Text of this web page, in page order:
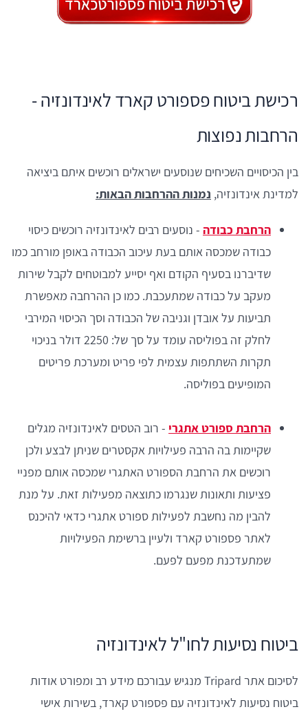
רכישת ביטוח פספורט קארד לאינדונזיה -
הרחבות נפוצות
בין הכיסויים השכיחים שנוסעים ישראלים רוכשים איתם ביציאה
למדינת אינדונזיה, נמנות ההרחבות הבאות:
הרחבת כבודה - נוסעים רבים לאינדונזיה רוכשים כיסוי
כבודה שמכסה אותם בעת עיכוב הכבודה באופן מורחב כמו
שדיברנו בסעיף הקודם ואף יסייע למבוטחים לקבל שירות
מעקב על כבודה שמתעכבת. כמו כן ההרחבה מאפשרת
תביעות על אובדן וגניבה של הכבודה וסך הכיסוי המירבי
לחלק זה בפוליסה עומד על סך של: 2250 דולר בניכוי
תקרות השתתפות עצמית לפי פריט ומערכת פריטים
המופיעים בפוליסה.
הרחבת ספורט אתגרי - רוב הטסים לאינדונזיה מגלים
שקיימות בה הרבה פעילויות אקסטרים שניתן לבצע ולכן
רוכשים את הרחבת הספורט האתגרי שמכסה אותם מפניי
פציעות ותאונות שנגרמו כתוצאה מפעילות זאת. על מנת
להבין מה נחשבת לפעילות ספורט אתגרי כדאי להיכנס
לאתר פספורט קארד ולעיין ברשימת הפעילויות
שמתעדכנת מפעם לפעם.
ביטוח נסיעות לחו"ל לאינדונזיה
לסיכום אתר Tripard מנגיש עבורכם מידע רב ומפורט אודות
ביטוח נסיעות לאינדונזיה עם פספורט קארד, בשירות אישי